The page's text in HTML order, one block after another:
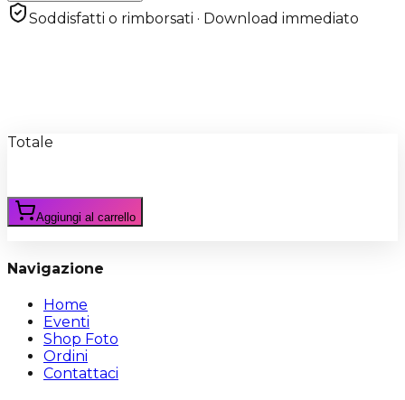
Soddisfatti o rimborsati · Download immediato
Totale
Aggiungi al carrello
Navigazione
Home
Eventi
Shop Foto
Ordini
Contattaci